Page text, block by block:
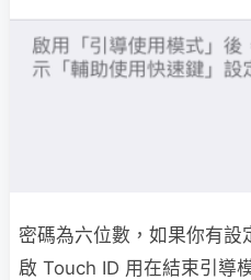
密碼為六位數，如果你有設
啟 Touch ID 用在結束引導